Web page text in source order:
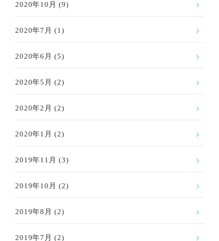
2020年10月 (9)
2020年7月 (1)
2020年6月 (5)
2020年5月 (2)
2020年2月 (2)
2020年1月 (2)
2019年11月 (3)
2019年10月 (2)
2019年8月 (2)
2019年7月 (2)